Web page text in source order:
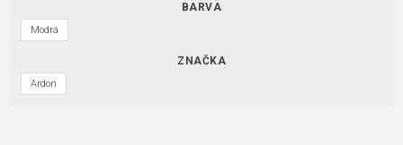
BARVA
Modrá
ZNAČKA
Ardon